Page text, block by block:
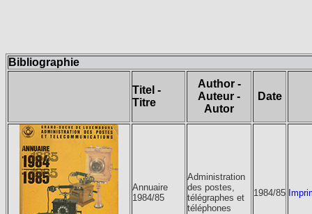
Bibliographie
Titel -
Titre
Author -
Auteur -
Autor
Date
Annuaire
1984/85
Administration
des postes,
télégraphes et
téléphones
1984/85